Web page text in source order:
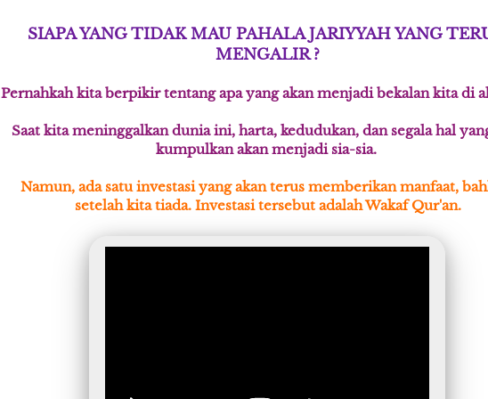
SIAPA YANG TIDAK MAU PAHALA JARIYYAH YANG
MENGALIR ?
Pernahkah kita berpikir tentang apa yang akan menjadi bekalan kita di
Saat kita meninggalkan dunia ini, harta, kedudukan, dan segala hal
kumpulkan akan menjadi sia-sia.
Namun, ada satu investasi yang akan terus memberikan manfaat,
setelah kita tiada. Investasi tersebut adalah Wakaf Qur'an.